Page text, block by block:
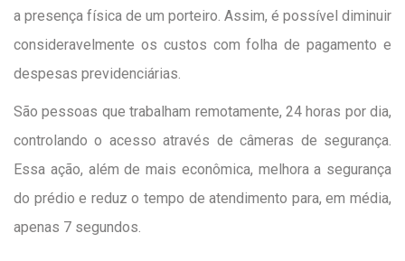
a presença física de um porteiro. Assim, é possível diminuir
consideravelmente os custos com folha de pagamento e
despesas previdenciárias.
São pessoas que trabalham remotamente, 24 horas por dia,
controlando o acesso através de câmeras de segurança.
Essa ação, além de mais econômica, melhora a segurança
do prédio e reduz o tempo de atendimento para, em média,
apenas 7 segundos.